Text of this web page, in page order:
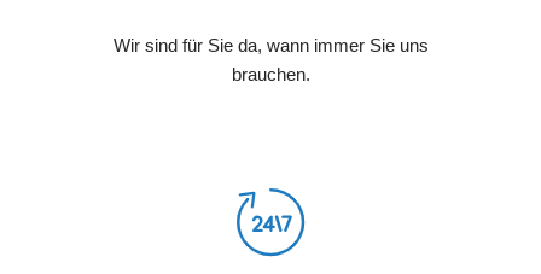
Wir sind für Sie da, wann immer Sie uns
brauchen.